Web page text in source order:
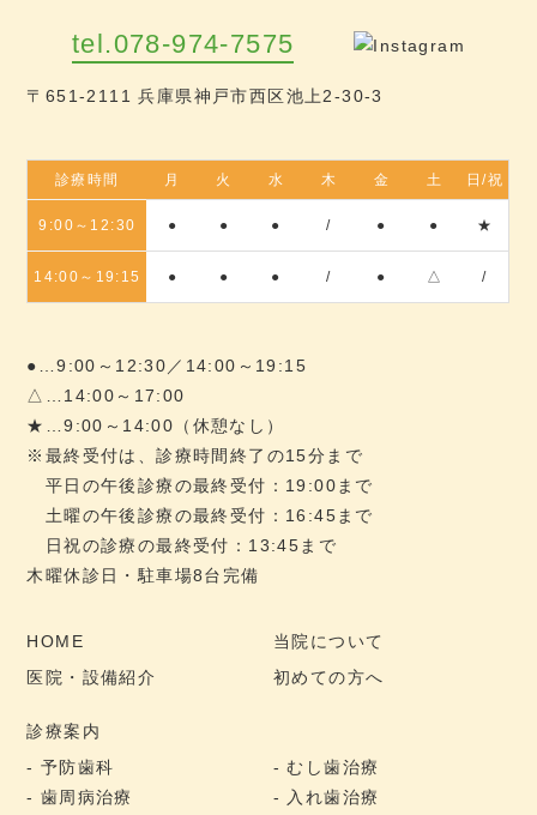
tel.078-974-7575
〒651-2111 兵庫県神戸市西区池上2-30-3
診療時間 月 火 水 木 金 土 日/祝
9:00～12:30 ● ● ● / ● ● ★
14:00～19:15 ● ● ● / ● △ /
●…9:00～12:30／14:00～19:15
△…14:00～17:00
★…9:00～14:00（休憩なし）
※最終受付は、診療時間終了の15分まで
平日の午後診療の最終受付：19:00まで
土曜の午後診療の最終受付：16:45まで
日祝の診療の最終受付：13:45まで
木曜休診日・駐車場8台完備
HOME
当院について
医院・設備紹介
初めての方へ
診療案内
予防歯科
むし歯治療
歯周病治療
入れ歯治療